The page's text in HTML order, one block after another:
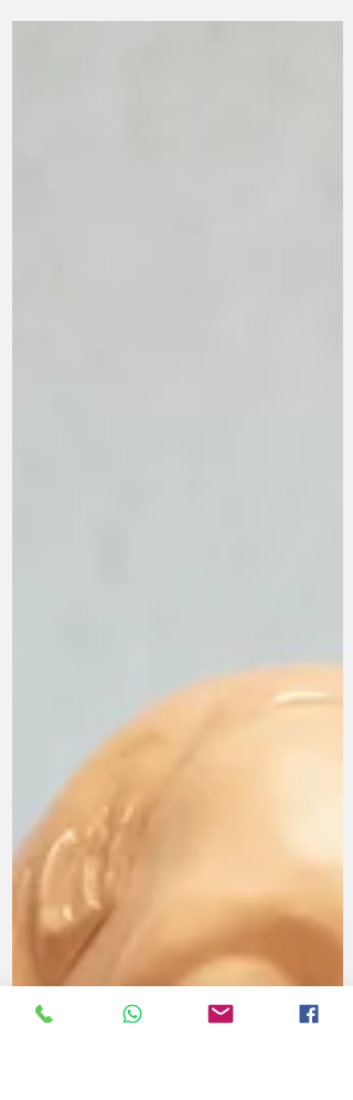
En la MTC, el invierno es considerado una estación